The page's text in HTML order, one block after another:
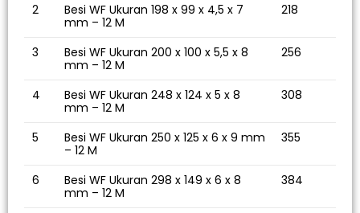
2
Besi WF Ukuran 198 x 99 x 4,5 x 7
mm – 12 M
218
3
Besi WF Ukuran 200 x 100 x 5,5 x 8
mm – 12 M
256
4
Besi WF Ukuran 248 x 124 x 5 x 8
mm – 12 M
308
5
Besi WF Ukuran 250 x 125 x 6 x 9 mm
– 12 M
355
6
Besi WF Ukuran 298 x 149 x 6 x 8
mm – 12 M
384